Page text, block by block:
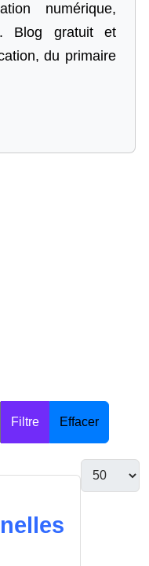
numérique,
Blog gratuit et
du primaire
Filtre Effacer